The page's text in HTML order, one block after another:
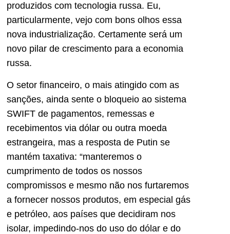
produzidos com tecnologia russa. Eu,
particularmente, vejo com bons olhos essa
nova industrialização. Certamente será um
novo pilar de crescimento para a economia
russa.
O setor financeiro, o mais atingido com as
sanções, ainda sente o bloqueio ao sistema
SWIFT de pagamentos, remessas e
recebimentos via dólar ou outra moeda
estrangeira, mas a resposta de Putin se
mantém taxativa: “manteremos o
cumprimento de todos os nossos
compromissos e mesmo não nos furtaremos
a fornecer nossos produtos, em especial gás
e petróleo, aos países que decidiram nos
isolar, impedindo-nos do uso do dólar e do